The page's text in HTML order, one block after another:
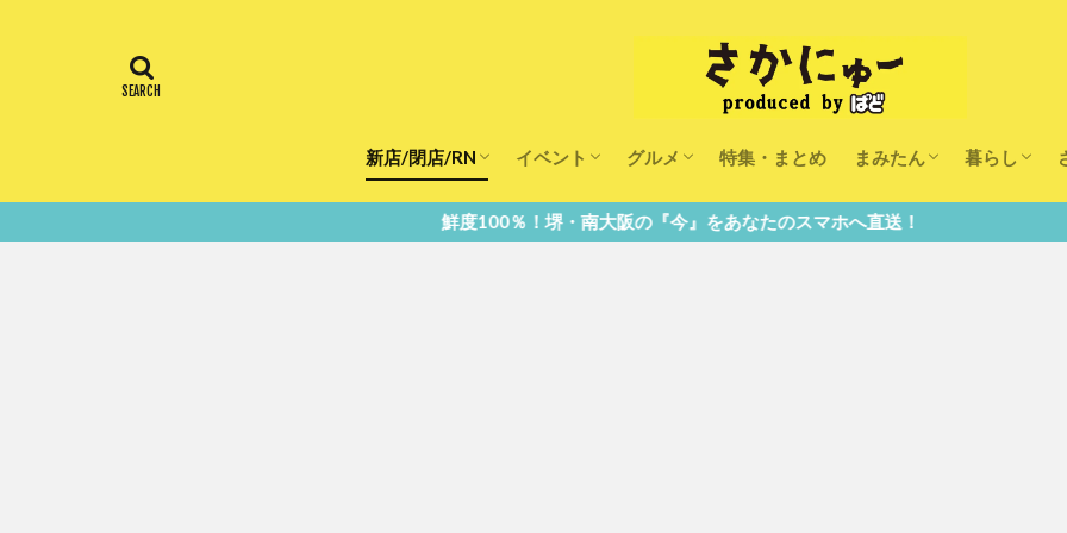
新店/閉店/RN
スーパー
美容・健康
イベント
キッズ
グルメ
ランチ
カフェ
特集・まとめ まみたん
まみたんイベント・おで
習い事・キャンペーン
幼稚園・こども園・保育
暮らし
鮮度100％！堺・南大阪の『今』をあなたのスマホへ直送！